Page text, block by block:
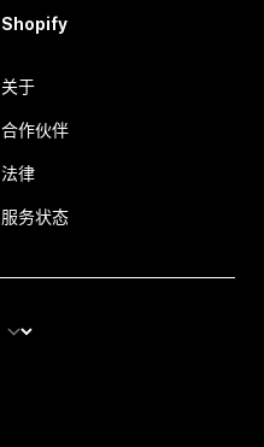
Shopify
关于
合作伙伴
法律
服务状态